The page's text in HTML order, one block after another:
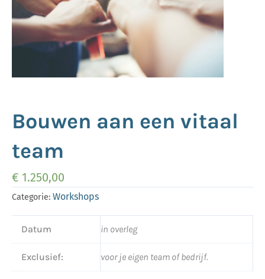
Bouwen aan een vitaal
team
€ 1.250,00
Categorie: Workshops
Datum in overleg
Exclusief: voor je eigen team of bedrijf.